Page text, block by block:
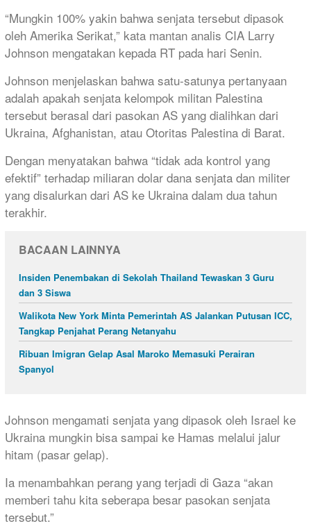
“Mungkin 100% yakin bahwa senjata tersebut dipasok
oleh Amerika Serikat,” kata mantan analis CIA Larry
Johnson mengatakan kepada RT pada hari Senin.
Johnson menjelaskan bahwa satu-satunya pertanyaan
adalah apakah senjata kelompok militan Palestina
tersebut berasal dari pasokan AS yang dialihkan dari
Ukraina, Afghanistan, atau Otoritas Palestina di Barat.
Dengan menyatakan bahwa “tidak ada kontrol yang
efektif” terhadap miliaran dolar dana senjata dan militer
yang disalurkan dari AS ke Ukraina dalam dua tahun
terakhir.
BACAAN LAINNYA
Insiden Penembakan di Sekolah Thailand Tewaskan 3 Guru
dan 3 Siswa
Walikota New York Minta Pemerintah AS Jalankan Putusan ICC,
Tangkap Penjahat Perang Netanyahu
Ribuan Imigran Gelap Asal Maroko Memasuki Perairan
Spanyol
Johnson mengamati senjata yang dipasok oleh Israel ke
Ukraina mungkin bisa sampai ke Hamas melalui jalur
hitam (pasar gelap).
Ia menambahkan perang yang terjadi di Gaza “akan
memberi tahu kita seberapa besar pasokan senjata
tersebut.”